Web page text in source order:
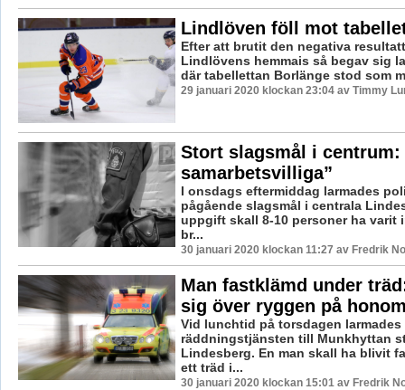
Lindlöven föll mot
Efter att brutit den negativa
Lindlövens hemmais så begav sig
där tabellettan Borlänge stod som
29 januari 2020 klockan 23:04 av Timmy
Stort slagsmål i centrum:
samarbetsvilliga”
I onsdags eftermiddag larmades
pågående slagsmål i centrala
uppgift skall 8-10 personer ha varit
br...
30 januari 2020 klockan 11:27 av Fredrik
Man fastklämd under
sig över ryggen på
Vid lunchtid på torsdagen larmades
räddningstjänsten till Munkhyttan
Lindesberg. En man skall ha blivit
ett träd i...
30 januari 2020 klockan 15:01 av Fredrik